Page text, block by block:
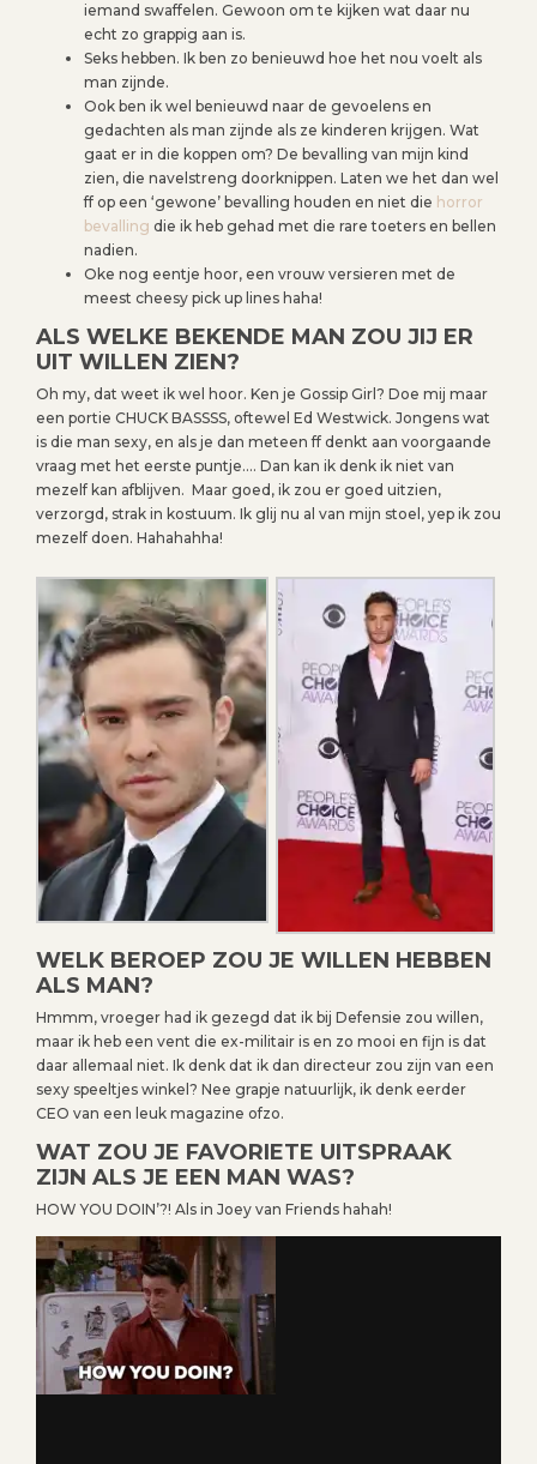
iemand swaffelen. Gewoon om te kijken wat daar nu
echt zo grappig aan is.
Seks hebben. Ik ben zo benieuwd hoe het nou voelt als
man zijnde.
Ook ben ik wel benieuwd naar de gevoelens en
gedachten als man zijnde als ze kinderen krijgen. Wat
gaat er in die koppen om? De bevalling van mijn kind
zien, die navelstreng doorknippen. Laten we het dan wel
ff op een ‘gewone’ bevalling houden en niet die horror
bevalling die ik heb gehad met die rare toeters en bellen
nadien.
Oke nog eentje hoor, een vrouw versieren met de
meest cheesy pick up lines haha!
ALS WELKE BEKENDE MAN ZOU JIJ ER
UIT WILLEN ZIEN?
Oh my, dat weet ik wel hoor. Ken je Gossip Girl? Doe mij maar
een portie CHUCK BASSSS, oftewel Ed Westwick. Jongens wat
is die man sexy, en als je dan meteen ff denkt aan voorgaande
vraag met het eerste puntje…. Dan kan ik denk ik niet van
mezelf kan afblijven. Maar goed, ik zou er goed uitzien,
verzorgd, strak in kostuum. Ik glij nu al van mijn stoel, yep ik zou
mezelf doen. Hahahahha!
WELK BEROEP ZOU JE WILLEN HEBBEN
ALS MAN?
Hmmm, vroeger had ik gezegd dat ik bij Defensie zou willen,
maar ik heb een vent die ex-militair is en zo mooi en fijn is dat
daar allemaal niet. Ik denk dat ik dan directeur zou zijn van een
sexy speeltjes winkel? Nee grapje natuurlijk, ik denk eerder
CEO van een leuk magazine ofzo.
WAT ZOU JE FAVORIETE UITSPRAAK
ZIJN ALS JE EEN MAN WAS?
HOW YOU DOIN’?! Als in Joey van Friends hahah!